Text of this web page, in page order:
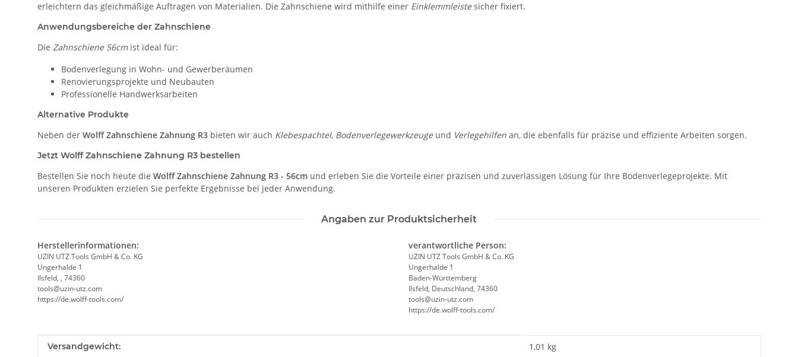
erleichtern das gleichmäßige Auftragen von Materialien. Die Zahnschiene wird mithilfe einer Einklemmleistesicher fixiert.
Anwendungsbereiche der Zahnschiene
Die Zahnschiene 56cmist ideal für:
Bodenverlegung in Wohn- und Gewerberäumen
Renovierungsprojekte und Neubauten
Professionelle Handwerksarbeiten
Alternative Produkte
Neben der Wolff Zahnschiene Zahnung R3 bieten wir auch Klebespachtel, Bodenverlegewerkzeugeund Verlegehilfen an, die ebenfalls für präzise und effiziente Arbeiten sorgen.
Jetzt Wolff Zahnschiene Zahnung R3 bestellen
Bestellen Sie noch heute die Wolff Zahnschiene Zahnung R3 - 56cm und erleben Sie die Vorteile einer präzisen und zuverlässigen Lösung für Ihre Bodenverlegeprojekte. Mit
unseren Produkten erzielen Sie perfekte Ergebnisse bei jeder Anwendung.
Angaben zur Produktsicherheit
Herstellerinformationen:
UZIN UTZ Tools GmbH & Co. KG
Ungerhalde 1
Ilsfeld, , 74360
tools@uzin-utz.com
https://de.wolff-tools.com/
verantwortliche Person:
UZIN UTZ Tools GmbH & Co. KG
Ungerhalde 1
Baden-Württemberg
Ilsfeld, Deutschland, 74360
tools@uzin-utz.com
https://de.wolff-tools.com/
Produkteigenschaft
Wert
Versandgewicht: 1,01 kg